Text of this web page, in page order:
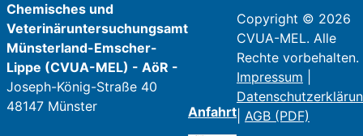
Chemisches und
Veterinäruntersuchungsamt
Münsterland-Emscher-
Lippe (CVUA-MEL) - AöR -
Joseph-König-Straße 40
48147 Münster
Anfahrt
Copyright © 2026
CVUA-MEL. Alle
Rechte vorbehalten.
Impressum
AGB (PDF)